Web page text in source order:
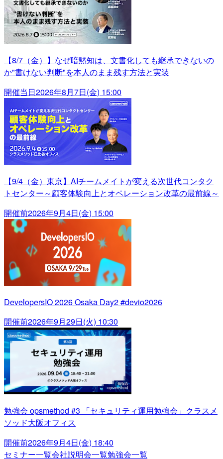
【8/7（金）】なぜ暗黙知は、文書化しても継承できないの
か"書けない判断"を本人のまま残す方法と実装
開催当日2026年8月7日(金) 15:00
【9/4（金）東京】AIチームメイトが変える次世代コンタク
トセンター～顧客体験向上とオペレーション改革の最前線～
開催前2026年9月4日(金) 15:00
DevelopersIO 2026 Osaka Day2 #devio2026
開催前2026年9月29日(火) 10:30
勉強会 opsmethod #3 「セキュリティ運用勉強会」クラスメ
ソッド大阪オフィス
開催前2026年9月4日(金) 18:40
セミナー一覧会社説明会一覧勉強会一覧